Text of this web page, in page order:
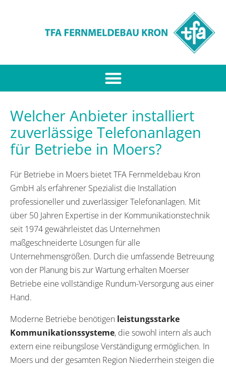
Welcher Anbieter installiert
zuverlässige Telefonanlagen
für Betriebe in Moers?
Für Betriebe in Moers bietet TFA Fernmeldebau Kron
GmbH als erfahrener Spezialist die Installation
professioneller und zuverlässiger Telefonanlagen. Mit
über 50 Jahren Expertise in der Kommunikationstechnik
seit 1974 gewährleistet das Unternehmen
maßgeschneiderte Lösungen für alle
Unternehmensgrößen. Durch die umfassende Betreuung
von der Planung bis zur Wartung erhalten Moerser
Betriebe eine vollständige Rundum-Versorgung aus einer
Hand.
Moderne Betriebe benötigen leistungsstarke
Kommunikationssysteme, die sowohl intern als auch
extern eine reibungslose Verständigung ermöglichen. In
Moers und der gesamten Region Niederrhein steigen die